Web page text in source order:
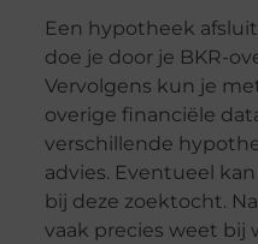
Een hypotheek
doe je door je BKR-
Vervolgens kun je
overige financiële
verschillende
advies. Eventueel
bij deze zoektocht.
vaak precies weet bij